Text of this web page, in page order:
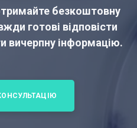
безкоштовну
готові відповісти
вичерпну інформацію.